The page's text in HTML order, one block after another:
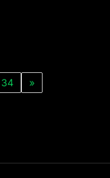
34 »